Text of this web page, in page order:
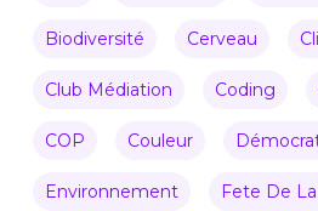
Biodiversité Cerveau
Club Médiation Coding
COP Couleur
Environnement Fete De